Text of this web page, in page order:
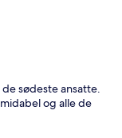
sødeste ansatte.
og alle de